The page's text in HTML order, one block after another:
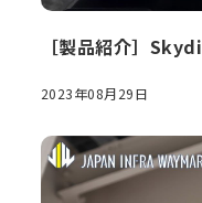
［製品紹介］
2023年08月29日